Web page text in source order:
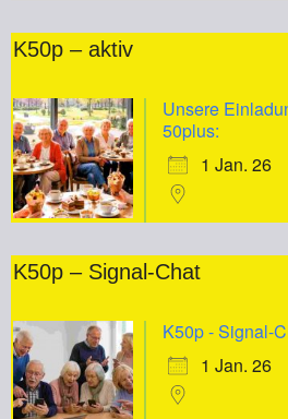
K50p – aktiv
Unsere
50plus:
1 Jan. 26
K50p – Signal-Chat
K50p - Signal-
1 Jan. 26